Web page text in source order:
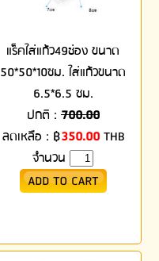
แร็คใส่แก้ว49ช่อง ขนาด
50*50*10ซม. ใส่แก้วขนาด
6.5*6.5 ซม.
ปกติ : 700.00
ลดเหลือ : ฿350.00THB
จำนวน